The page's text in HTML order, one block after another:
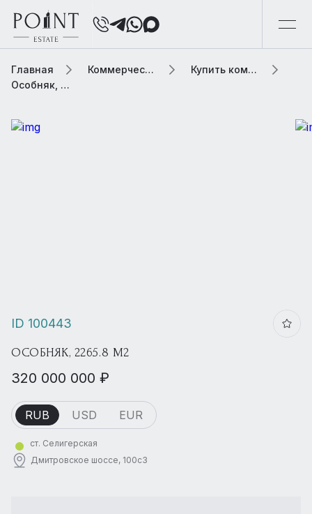
Главная Коммерческая элитная недвижимость
Купить коммерческую недвижимость
Особняк, 2265.8 м2
ID 100443
ОСОБНЯК, 2265.8 М2
320 000 000 ₽
RUB USD EUR
ст. Селигерская
Дмитровское шоссе, 100с3